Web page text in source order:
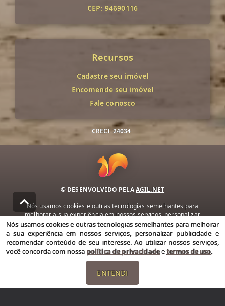
CEP: 94690116
Recursos
Cadastre seu imóvel
Encomende seu imóvel
Fale conosco
CRECI 24034
© DESENVOLVIDO PELAAGIL.NET
Nós usamos cookies e outras tecnologias semelhantes para
melhorar a sua experiência em nossos serviços, personalizar
publicidade e recomendar conteúdo de seu interesse. Ao utilizar
nossos serviços, você concorda com nossa política de privacidade e
termos de uso.
Política de Privacidade Termos de uso
Nós usamos cookies e outras tecnologias semelhantes para melhorar
a sua experiência em nossos serviços, personalizar publicidade e
recomendar conteúdo de seu interesse. Ao utilizar nossos serviços,
você concorda com nossa política de privacidadeetermos de uso.
ENTENDI